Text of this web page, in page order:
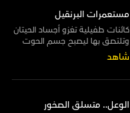
مستعمرات البرنقيل
كائنات طفيلية تغزو أجساد الحيتان
وتلتصق بها ليصبح جسم الحوت
موطنًا لها مدى الحياة
شاهد
الوعل.. متسلق الصخور